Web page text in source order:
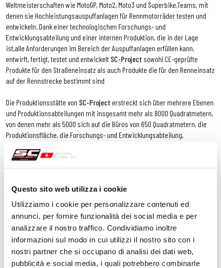
Questo sito web utilizza i cookie
Utilizziamo i cookie per personalizzare contenuti ed
annunci, per fornire funzionalità dei social media e per
analizzare il nostro traffico. Condividiamo inoltre
informazioni sul modo in cui utilizzi il nostro sito con i
nostri partner che si occupano di analisi dei dati web,
pubblicità e social media, i quali potrebbero combinarle
Weltmeisterschaften wie MotoGP, Moto2, Moto3 und Superbike,Teams, mit
denen sie Hochleistungsauspuffanlagen für Rennmotorräder testen und
entwickeln. Dank einer technologischen Forschungs- und
Entwicklungsabteilung und einer internen Produktion, die in der Lage
ist,alle Anforderungen im Bereich der Auspuffanlagen erfüllen kann,
entwirft, fertigt, testet und entwickelt SC-Project sowohl CE-geprüfte
Produkte für den Straßeneinsatz als auch Produkte die für den Renneinsatz
auf der Rennstrecke bestimmt sind
Die Produktionsstätte von SC-Project erstreckt sich über mehrere Ebenen
und Produktionsabteilungen mit insgesamt mehr als 8000 Quadratmetern,
von denen mehr als 5000 sich auf die Büros von 650 Quadratmetern, die
Produktionsfläche, die Forschungs- und Entwicklungsabteilung,
Logistikabteilung verteilen. Die neue Produktionsabteilung ist mit
hochmodernen automatischen und halbautomatischen Maschinen
Technologieniveau zu produzieren, das man so auf dem Markt finden kann.
Im Hinblick auf die ökologische Nachhaltigkeit und die Nutzung alternativer
Energiequellen hat die Advanced Group S.R.L. - Inhaber der MarkeSC-
Projectin der neuen großen Produktionsstätte eine innovative
Photovoltaikanlage, die den Energieverbrauch ihrer Produktion vollständig
kompensiert und ein Projekt zur technologischen Innovation im Bereich
Energieeffizienz abschließt 360 °. Die Photovoltaikanlage ist perfekt auf